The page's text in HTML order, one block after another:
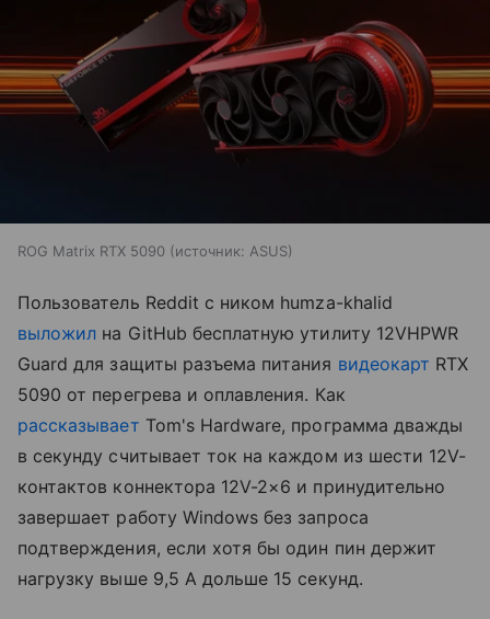
ROG Matrix RTX 5090 источник: ASUS
Пользователь Reddit с ником humza-khalid
выложил на GitHub бесплатную утилиту 12VHPWR
Guard для защиты разъема питания видеокарт RTX
5090 от перегрева и оплавления. Как
рассказывает Tom's Hardware, программа дважды
в секунду считывает ток на каждом из шести 12V-
контактов коннектора 12V-2×6 и принудительно
завершает работу Windows без запроса
подтверждения, если хотя бы один пин держит
нагрузку выше 9,5 А дольше 15 секунд.